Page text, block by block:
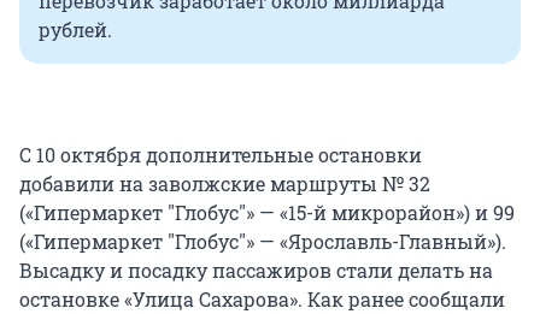
рублей.
С 10 октября дополнительные остановки
добавили на заволжские маршруты № 32
(«Гипермаркет "Глобус"» — «15-й микрорайон») и 99
(«Гипермаркет "Глобус"» — «Ярославль-Главный»).
Высадку и посадку пассажиров стали делать на
остановке «Улица Сахарова». Как ранее сообщали